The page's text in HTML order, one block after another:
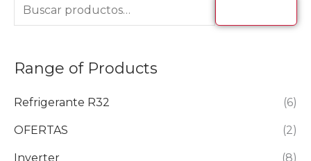
Range of Products
Refrigerante R32 (6)
OFERTAS (2)
Inverter (8)